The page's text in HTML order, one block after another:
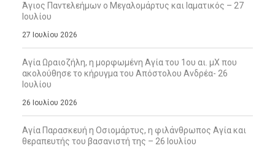
Άγιος Παντελεήμων ο Μεγαλομάρτυς και Ιαματικός – 27
Ιουλίου
27 Ιουλίου 2026
Αγία Ωραιοζήλη, η μορφωμένη Αγία του 1ου αι. μΧ που
ακολούθησε το κήρυγμα του Απόστολου Ανδρέα- 26
Ιουλίου
26 Ιουλίου 2026
Αγία Παρασκευή η Οσιομάρτυς, η φιλάνθρωπος Αγία και
θεραπευτής του βασανιστή της – 26 Ιουλίου